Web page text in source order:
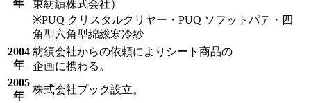
年
東紡績株式会社）
※PUQ クリスタルクリヤー・PUQ ソフットパテ・四
角型六角型綿総寒冷紗
2004
年
紡績会社からの依頼によりシート商品の
企画に携わる。
2005
年
株式会社プック設立。